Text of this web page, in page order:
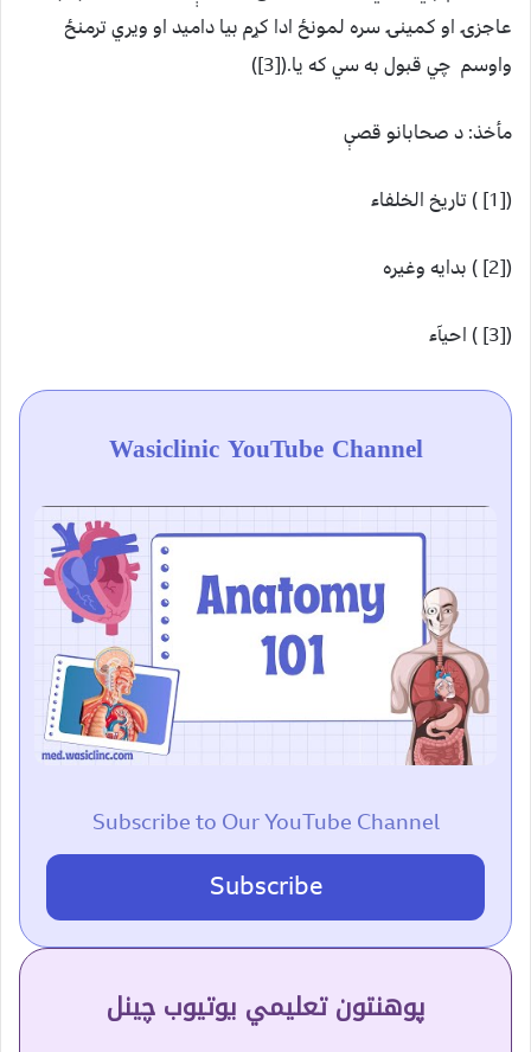
عاجزۍ او کمينۍ سره لمونځ ادا کړم بيا داميد او ويري ترمنځ
واوسم چي قبول به سي که يا.([3])
مأخذ: د صحابانو قصې
([1] ) تاريخ الخلفاء
([2] ) بدايه وغيره
([3] ) احيآء
Wasiclinic YouTube Channel
Subscribe to Our YouTube Channel
Subscribe
پوهنتون تعلیمي یوتیوب چینل